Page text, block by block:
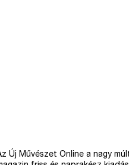
Új Művészet Online a nagy